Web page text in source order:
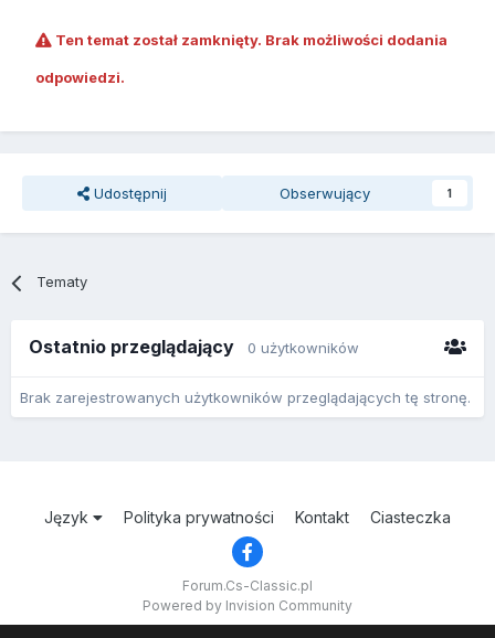
Ten temat został zamknięty. Brak możliwości dodania
odpowiedzi.
Udostępnij Obserwujący 1
Tematy
Ostatnio przeglądający 0 użytkowników
Brak zarejestrowanych użytkowników przeglądających tę stronę.
Język Polityka prywatności Kontakt Ciasteczka
Forum.Cs-Classic.pl
Powered by Invision Community